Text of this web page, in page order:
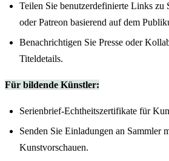
Teilen Sie benutzerdefinierte Links zu
oder Patreon basierend auf dem
Benachrichtigen Sie Presse oder
Titeldetails.
Für bildende Künstler:
Serienbrief-Echtheitszertifikate für
Senden Sie Einladungen an Sammler
Kunstvorschauen.